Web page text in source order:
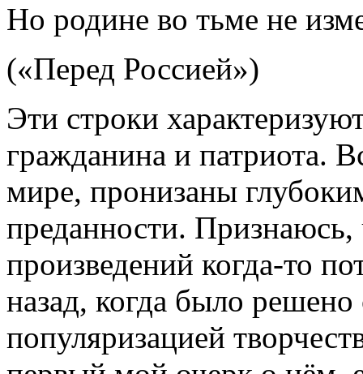
Но родине во тьме не
(«Перед Россией»)
Эти строки
гражданина и патриота.
мире, пронизаны
преданности. Признаюсь,
произведений когда-то
назад, когда было решено
популяризацией